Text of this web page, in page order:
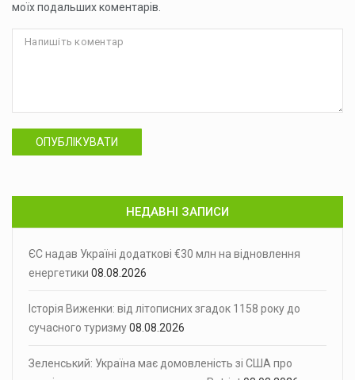
моїх подальших коментарів.
ОПУБЛІКУВАТИ
НЕДАВНІ ЗАПИСИ
ЄС надав Україні додаткові €30 млн на відновлення
енергетики 08.08.2026
Історія Виженки: від літописних згадок 1158 року до
сучасного туризму08.08.2026
Зеленський: Україна має домовленість зі США про